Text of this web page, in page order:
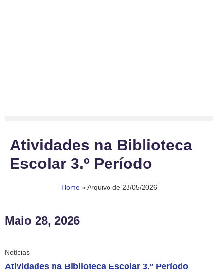
Atividades na Biblioteca
Escolar 3.º Período
Home»Arquivo de 28/05/2026
Maio 28, 2026
Notícias
Atividades na Biblioteca Escolar 3.º Período